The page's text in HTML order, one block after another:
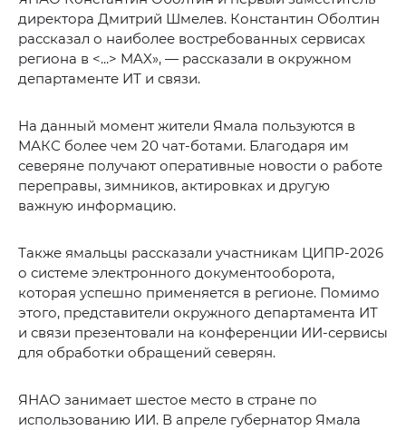
директора Дмитрий Шмелев. Константин Оболтин
рассказал о наиболее востребованных сервисах
региона в <...> MAX», — рассказали в окружном
департаменте ИТ и связи.
На данный момент жители Ямала пользуются в
МАКС более чем 20 чат-ботами. Благодаря им
северяне получают оперативные новости о работе
переправы, зимников, актировках и другую
важную информацию.
Также ямальцы рассказали участникам ЦИПР‑2026
о системе электронного документооборота,
которая успешно применяется в регионе. Помимо
этого, представители окружного департамента ИТ
и связи презентовали на конференции ИИ-сервисы
для обработки обращений северян.
ЯНАО занимает шестое место в стране по
использованию ИИ. В апреле губернатор Ямала